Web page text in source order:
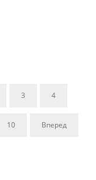
3 4
10 Вперед